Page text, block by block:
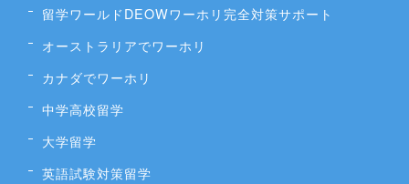
留学ワールドDEOWワーホリ完全対策サポート
オーストラリアでワーホリ
カナダでワーホリ
中学高校留学
大学留学
英語試験対策留学